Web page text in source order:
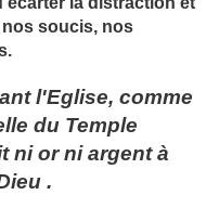
soucis, nos
l'Eglise, comme
du Temple
ni or ni argent à
.